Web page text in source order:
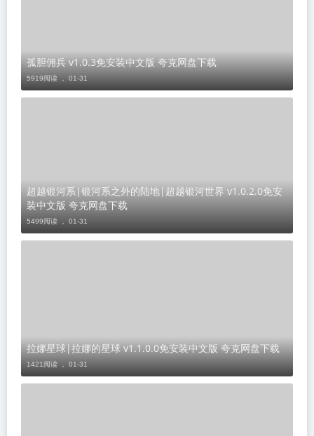
孤胆佣兵 v1.0.3免安装中文版 夸克网盘下载
5919阅读 ， 01-31
超越银河系|银河系之外的陆地|超越银河世界 v1.0.2.0免安
装中文版 夸克网盘下载
5499阅读 ， 01-31
​拉娜星球|拉娜的星球 v1.1.0.0免安装中文版 夸克网盘下载
1421阅读 ， 01-31